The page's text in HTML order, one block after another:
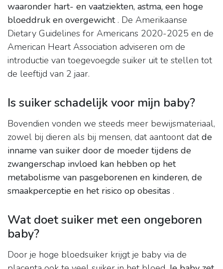
waaronder hart- en vaatziekten, astma, een hoge
bloeddruk en overgewicht. De Amerikaanse
Dietary Guidelines for Americans 2020-2025 en de
American Heart Association adviseren om de
introductie van toegevoegde suiker uit te stellen tot
de leeftijd van 2 jaar.
Is suiker schadelijk voor mijn baby?
Bovendien vonden we steeds meer bewijsmateriaal,
zowel bij dieren als bij mensen, dat aantoont datde
inname van suiker door de moeder tijdens de
zwangerschap invloed kan hebben op het
metabolisme van pasgeborenen en kinderen, de
smaakperceptie en het risico op obesitas .
Wat doet suiker met een ongeboren
baby?
Door je hoge bloedsuiker krijgt je baby via de